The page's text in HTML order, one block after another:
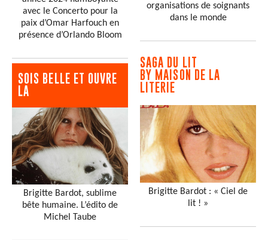
avec le Concerto pour la
paix d’Omar Harfouch en
présence d’Orlando Bloom
SOIS BELLE ET OUVRE
LA
Brigitte Bardot, sublime
bête humaine. L’édito de
Michel Taube
organisations de soignants
dans le monde
SAGA DU LIT
BY MAISON DE LA
LITERIE
Brigitte Bardot : « Ciel de
lit ! »